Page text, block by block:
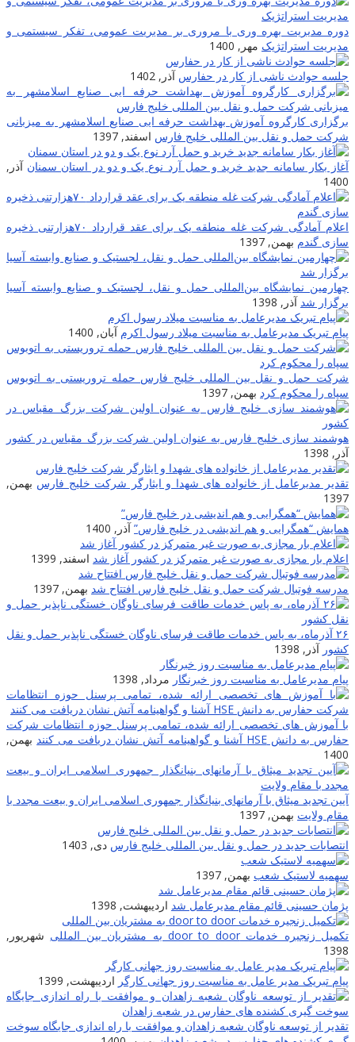
دوره مدیریت بهره وری با مروری بر مدیریت عمومی، تفکر سیستمی و
مدیریت استراتژیک مهر, 1400
جلسه حوادث ناشی از کار در حفارس آذر, 1402
برگزاری کارگروه آموزش بهداشت حرفه ایی صنایع اسلامشهر به میزبانی
شرکت حمل و نقل بین المللی خلیج فارس اسفند, 1397
آغاز بکار سامانه جدید خرید و حمل آرد نوع یک و دو در استان سمنان آذر,
1400
اعلام آمادگی شرکت غله منطقه یک برای عقد قرارداد ۷۰هزارتنی ذخیره
سازی گندم بهمن, 1397
چهارمین نمایشگاه بین‌المللی حمل و نقل، لجستیک و صنایع وابسته آسیا
برگزار ‌شد آذر, 1398
پیام تبریک مدیرعامل به مناسبت میلاد رسول اکرم آبان, 1400
شرکت حمل و نقل بین المللی خلیج فارس حمله تروریستی به اتوبوس
سپاه را محکوم کرد بهمن, 1397
هوشمند سازی خلیج فارس به عنوان اولین شرکت بزرگ مقیاس در کشور
آذر, 1398
تقدیر مدیرعامل از خانواده های شهدا و ایثارگر شرکت خلیج فارس بهمن,
1397
همایش “همگرایی و هم اندیشی در خلیج فارس” آذر, 1400
اعلام بار مجازی به صورت غیر متمرکز در کشور آغاز شد اسفند, 1399
مدرسه فوتبال شرکت حمل و نقل خلیج فارس افتتاح شد بهمن, 1397
۲۶ آذرماه، به پاس خدمات طاقت فرسای ناوگان خستگی ناپذیر حمل و نقل
کشور آذر, 1398
پیام مدیرعامل به مناسبت روز خبرنگار مرداد, 1398
با آموزش های تخصصی ارائه شده، تمامی پرسنل حوزه انتظامات شرکت
حفارس به دانش HSE آشنا و گواهینامه آتش نشان دریافت می کنند
بهمن,
1400
آیین تجدید میثاق با آرمانهای بنیانگذار جمهوری اسلامی ایران و بیعت مجدد با
مقام ولایت بهمن, 1397
انتصابات جدید در حمل و نقل بین المللی خلیج فارس دی, 1403
سهمیه لاستیک شعب بهمن, 1397
پژمان حسینی قائم مقام مدیرعامل شد اردیبهشت, 1398
تکمیل زنجیره خدمات door to door به مشتریان بین المللى
شهریور,
1398
پیام تبریک مدیر عامل به مناسبت روز جهانی کارگر اردیبهشت, 1399
تقدیر از توسعه ناوگان شعبه زاهدان و موافقت با راه اندازی جایگاه سوخت